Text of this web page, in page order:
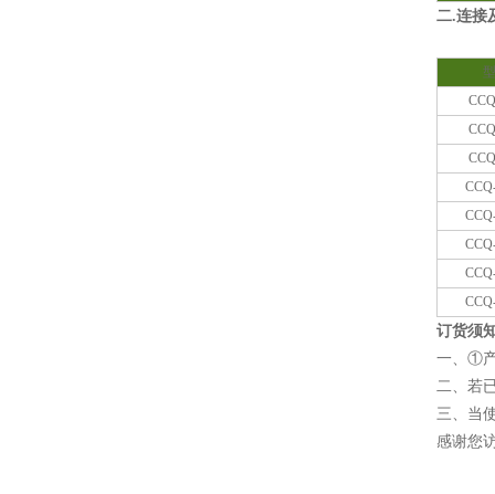
二.连接
订货须
一、①
二、若
三、当
感谢您